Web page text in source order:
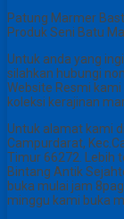
Patung Marmer
Produk Seni Batu
Untuk anda yang
silahkan hubungi
Website Resmi kami
koleksi kerajinan
Untuk alamat kami
Campurdarat,
Timur 66272. Lebih
Bintang Antik
buka mulai jam
minggu kami buka